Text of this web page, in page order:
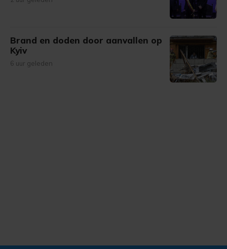
Brand en doden door aanvallen op
Kyiv
6 uur geleden